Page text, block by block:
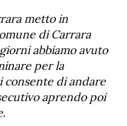
metto in
di Carrara
abbiamo avuto
per la
consente di andare
aprendo poi